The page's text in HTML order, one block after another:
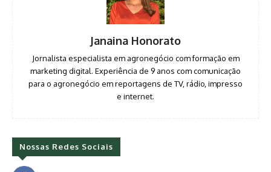
Janaina Honorato
Jornalista especialista em agronegócio com formação em
marketing digital. Experiência de 9 anos com comunicação
para o agronegócio em reportagens de TV, rádio, impresso
e internet.
Nossas Redes Sociais